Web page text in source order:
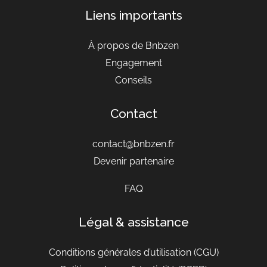
Liens importants
À propos de Bnbzen
Engagement
Conseils
Contact
contact@bnbzen.fr
Devenir partenaire
FAQ
Légal & assistance
Conditions générales d’utilisation(CGU)